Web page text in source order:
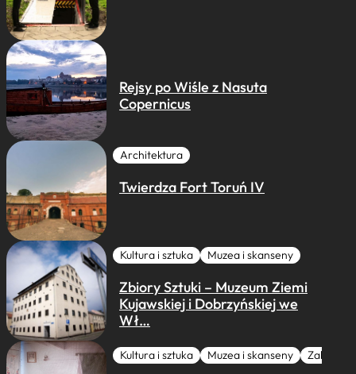
Rejsy po Wiśle z Nasuta
Copernicus
Architektura
Twierdza Fort Toruń IV
Kultura i sztuka Muzea i skanseny
Zbiory Sztuki – Muzeum Ziemi
Kujawskiej i Dobrzyńskiej we
Wł…
Kultura i sztuka Muzea i skanseny Zabytki I